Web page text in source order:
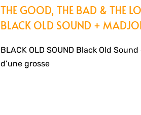
THE GOOD, THE BAD & THE
BLACK OLD SOUND +
BLACK OLD SOUND Black Old
d’une grosse